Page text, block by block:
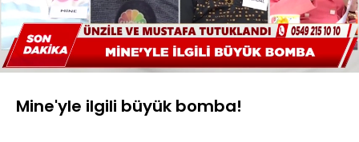
Sesi
Aç
Yüklendi:
21.06%
Oynatma
Hızı
Mine'yle ilgili büyük bomba!